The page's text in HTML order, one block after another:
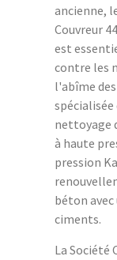
ancienne,
Couvreur
est
contre les
l'abîme
spécialisée
nettoyage
à haute
pression
béton
ciments.
La Société